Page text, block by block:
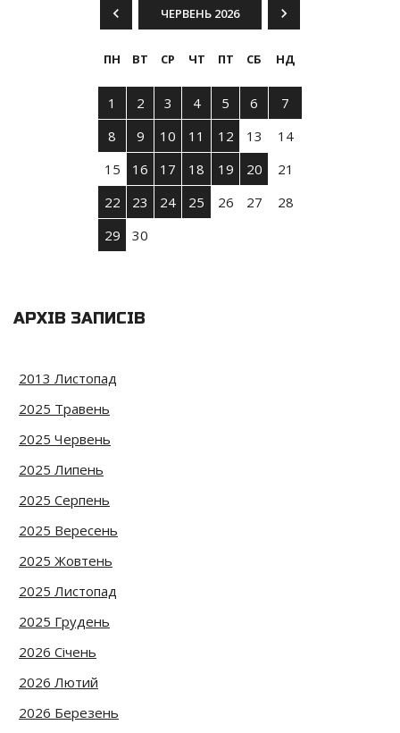
ЧЕРВЕНЬ 2026
ПН ВТ СР ЧТ ПТ СБ НД
1 2 3 4 5 6
7
8
9 10 11 12 13
14
15
16 17 18 19 20
21
22
23 24 25 26 27
28
29
30
АРХІВ ЗАПИСІВ
2013 Листопад
2025 Травень
2025 Червень
2025 Липень
2025 Серпень
2025 Вересень
2025 Жовтень
2025 Листопад
2025 Грудень
2026 Січень
2026 Лютий
2026 Березень